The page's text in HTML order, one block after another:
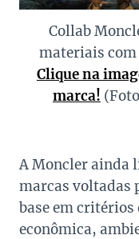
Collab
materiais
Clique na
marca!
A Moncler ainda
marcas voltadas
base em
econômica,